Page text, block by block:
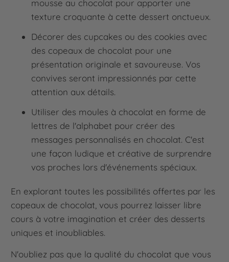
mousse au chocolat pour apporter une
texture croquante à cette dessert onctueux.
Décorer des cupcakes ou des cookies avec
des copeaux de chocolat pour une
présentation originale et savoureuse. Vos
convives seront impressionnés par cette
attention aux détails.
Utiliser des moules à chocolat en forme de
lettres de l'alphabet pour créer des
messages personnalisés en chocolat. C'est
une façon ludique et créative de surprendre
vos proches lors d'événements spéciaux.
En explorant toutes les possibilités offertes par les
copeaux de chocolat, vous pourrez laisser libre
cours à votre imagination et créer des desserts
uniques et inoubliables.
N'oubliez pas que la qualité du chocolat que vous